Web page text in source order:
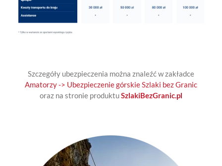
Szczegóły ubezpieczenia można znaleźć w zakładce
Amatorzy -> Ubezpieczenie górskie Szlaki bez Granic
oraz na stronie produktuSzlakiBezGranic.pl